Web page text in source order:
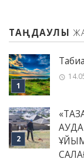
ТАҢДАУЛЫ